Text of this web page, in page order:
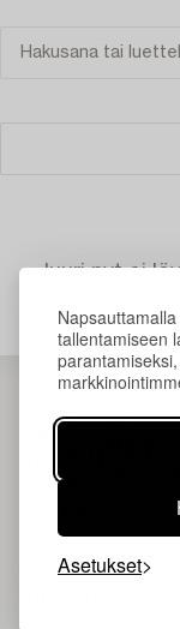
tallentamiseen
Asetukset
Juuri nyt ei